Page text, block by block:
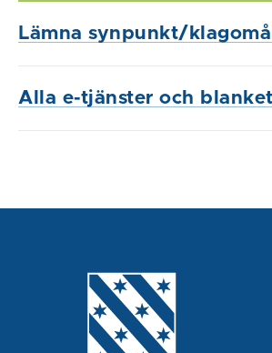
Lämna synpunkt/klagomål
Alla e-tjänster och